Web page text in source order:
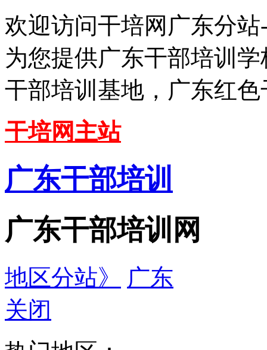
欢迎访问干培网广东分
为您提供广东干部培训
干部培训基地，广东红
干培网主站
广东干部培训
广东干部培训网
地区分站》
广东
关闭